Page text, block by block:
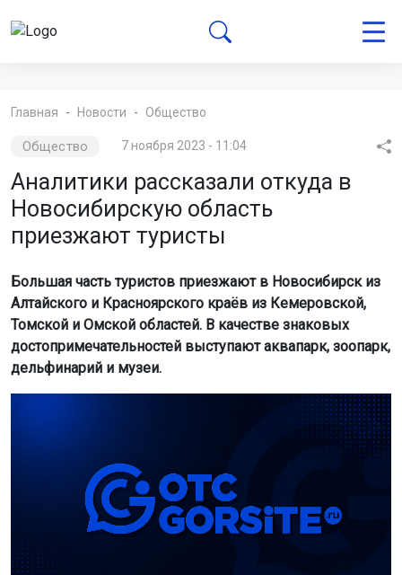
Главная Новости Общество
Общество 7 ноября 2023 - 11:04
Аналитики рассказали откуда в
Новосибирскую область
приезжают туристы
Большая часть туристов приезжают в Новосибирск из
Алтайского и Красноярского краёв из Кемеровской,
Томской и Омской областей. В качестве знаковых
достопримечательностей выступают аквапарк, зоопарк,
дельфинарий и музеи.